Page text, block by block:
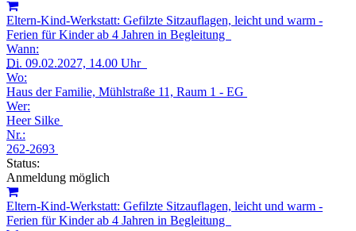
Eltern-Kind-Werkstatt: Gefilzte Sitzauflagen, leicht und warm -
Ferien für Kinder ab 4 Jahren in Begleitung
Wann:
Di. 09.02.2027, 14.00 Uhr
Wo:
Haus der Familie, Mühlstraße 11, Raum 1 - EG
Wer:
Heer Silke
Nr.:
262-2693
Status:
Anmeldung möglich
Eltern-Kind-Werkstatt: Gefilzte Sitzauflagen, leicht und warm -
Ferien für Kinder ab 4 Jahren in Begleitung